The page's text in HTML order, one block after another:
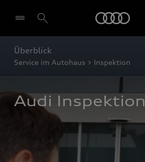
Überblick
Service im Autohaus > Inspektion
Audi Inspektion